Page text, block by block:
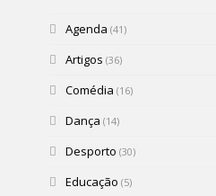
Agenda (41)
Artigos (36)
Comédia (16)
Dança (14)
Desporto (30)
Educação (5)